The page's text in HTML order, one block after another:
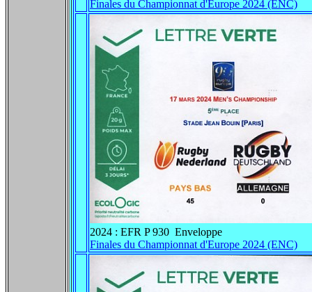
Finales du Championnat d'Europe 2024 (ENC)
2024 : EFR P 930 Enveloppe
Finales du Championnat d'Europe 2024 (ENC)